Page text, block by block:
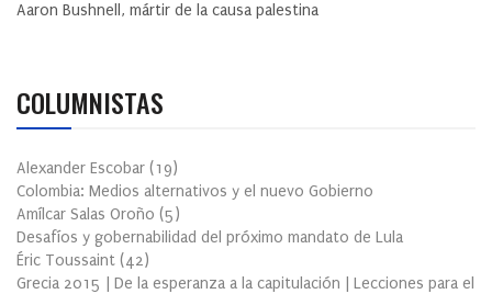
Aaron Bushnell, mártir de la causa palestina
COLUMNISTAS
Alexander Escobar (19)
Colombia: Medios alternativos y el nuevo Gobierno
Amílcar Salas Oroño (5)
Desafíos y gobernabilidad del próximo mandato de Lula
Éric Toussaint (42)
Grecia 2015 | De la esperanza a la capitulación | Lecciones para el